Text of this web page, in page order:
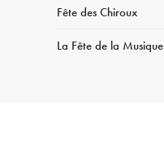
Fête des Chiroux
La Fête de la Musique